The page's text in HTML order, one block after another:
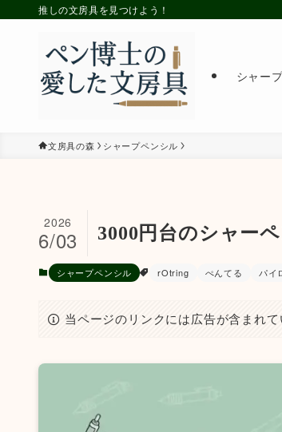
推しの文房具を見つけよう！
シャー
文房具の森 シャープペンシル
3000円台のシャー
2026
6/03
シャープペンシル rOtring ぺんてる パイ
当ページのリンクには広告が含まれて